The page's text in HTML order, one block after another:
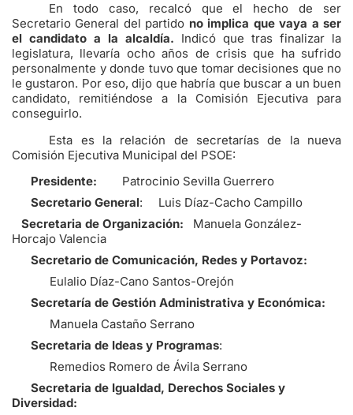
En todo caso, recalcó que el hecho de ser
Secretario General del partido no implica que vaya a ser
el candidato a la alcaldía. Indicó que tras finalizar la
legislatura, llevaría ocho años de crisis que ha sufrido
personalmente y donde tuvo que tomar decisiones que no
le gustaron. Por eso, dijo que habría que buscar a un buen
candidato, remitiéndose a la Comisión Ejecutiva para
conseguirlo.
Esta es la relación de secretarías de la nueva
Comisión Ejecutiva Municipal del PSOE:
Presidente: Patrocinio Sevilla Guerrero
Secretario General: Luis Díaz-Cacho Campillo
Secretaria de Organización: Manuela González-
Horcajo Valencia
Secretario de Comunicación, Redes y Portavoz:
Eulalio Díaz-Cano Santos-Orejón
Secretaría de Gestión Administrativa y Económica:
Manuela Castaño Serrano
Secretaria de Ideas y Programas:
Remedios Romero de Ávila Serrano
Secretaria de Igualdad, Derechos Sociales y
Diversidad: